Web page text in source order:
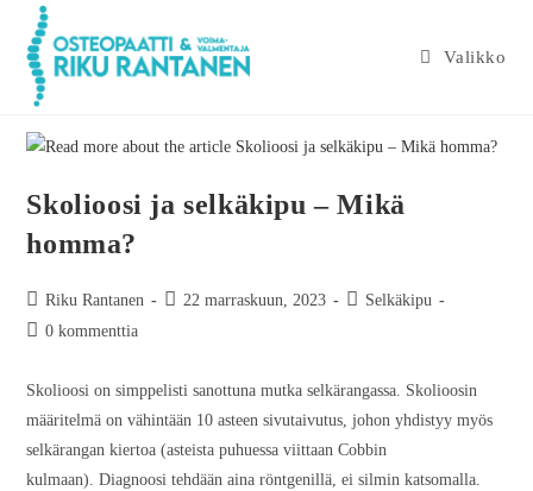
Valikko
Skolioosi ja selkäkipu – Mikä
homma?
Riku Rantanen 22 marraskuun, 2023
Selkäkipu
0 kommenttia
Skolioosi on simppelisti sanottuna mutka selkärangassa. Skolioosin
määritelmä on vähintään 10 asteen sivutaivutus, johon yhdistyy myös
selkärangan kiertoa (asteista puhuessa viittaan Cobbin
kulmaan). Diagnoosi tehdään aina röntgenillä, ei silmin katsomalla.